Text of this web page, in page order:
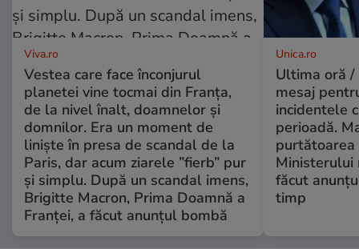
Viva.ro
Vestea care face înconjurul
planetei vine tocmai din Franța,
de la nivel înalt, doamnelor și
domnilor. Era un moment de
liniște în presa de scandal de la
Paris, dar acum ziarele ”fierb” pur
și simplu. După un scandal imens,
Brigitte Macron, Prima Doamnă a
Franței, a făcut anunțul bombă
Unica.ro
Ultima oră /
mesaj
incidentele
perioadă.
purtătoarea
Ministerului
făcut
timp